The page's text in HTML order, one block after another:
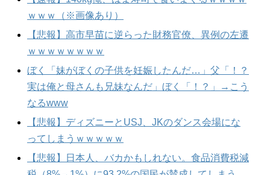
ｗｗｗ（※画像あり）
【悲報】高市早苗に逆らった財務官僚、異例の左遷
ｗｗｗｗｗｗｗｗ
ぼく「妹がぼくの子供を妊娠したんだ…」父「！？
実は俺と母さんも兄妹なんだ」ぼく「！？」→こう
なるwww
【悲報】ディズニーとUSJ、JKのダンス会場にな
ってしまうｗｗｗｗｗ
【悲報】日本人、バカかもしれない。食品消費税減